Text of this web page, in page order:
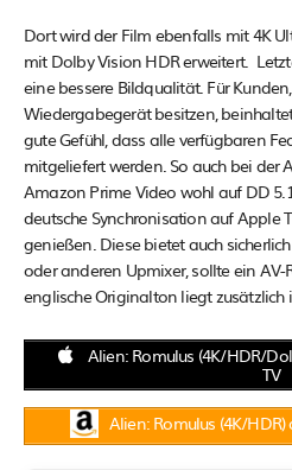
Dort wird der Film ebenfalls mit 4K
mit Dolby Vision HDR erweitert.
eine bessere Bildqualität. Für
Wiedergabegerät besitzen,
gute Gefühl, dass alle verfügbaren
mitgeliefert werden. So auch bei
Amazon Prime Video wohl auf DD
deutsche Synchronisation auf Apple
genießen. Diese bietet auch
oder anderen Upmixer, sollte ein AV-
englische Originalton liegt zusätzlich
Alien: Romulus (4K/HDR/
TV
Alien: Romulus (4K/